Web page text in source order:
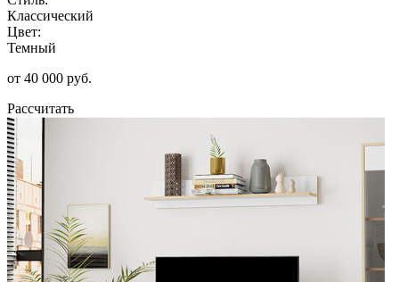
Классический
Цвет:
Темный
от 40 000 руб.
Рассчитать